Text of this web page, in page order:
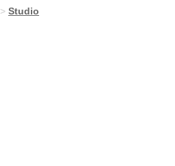
> Studio